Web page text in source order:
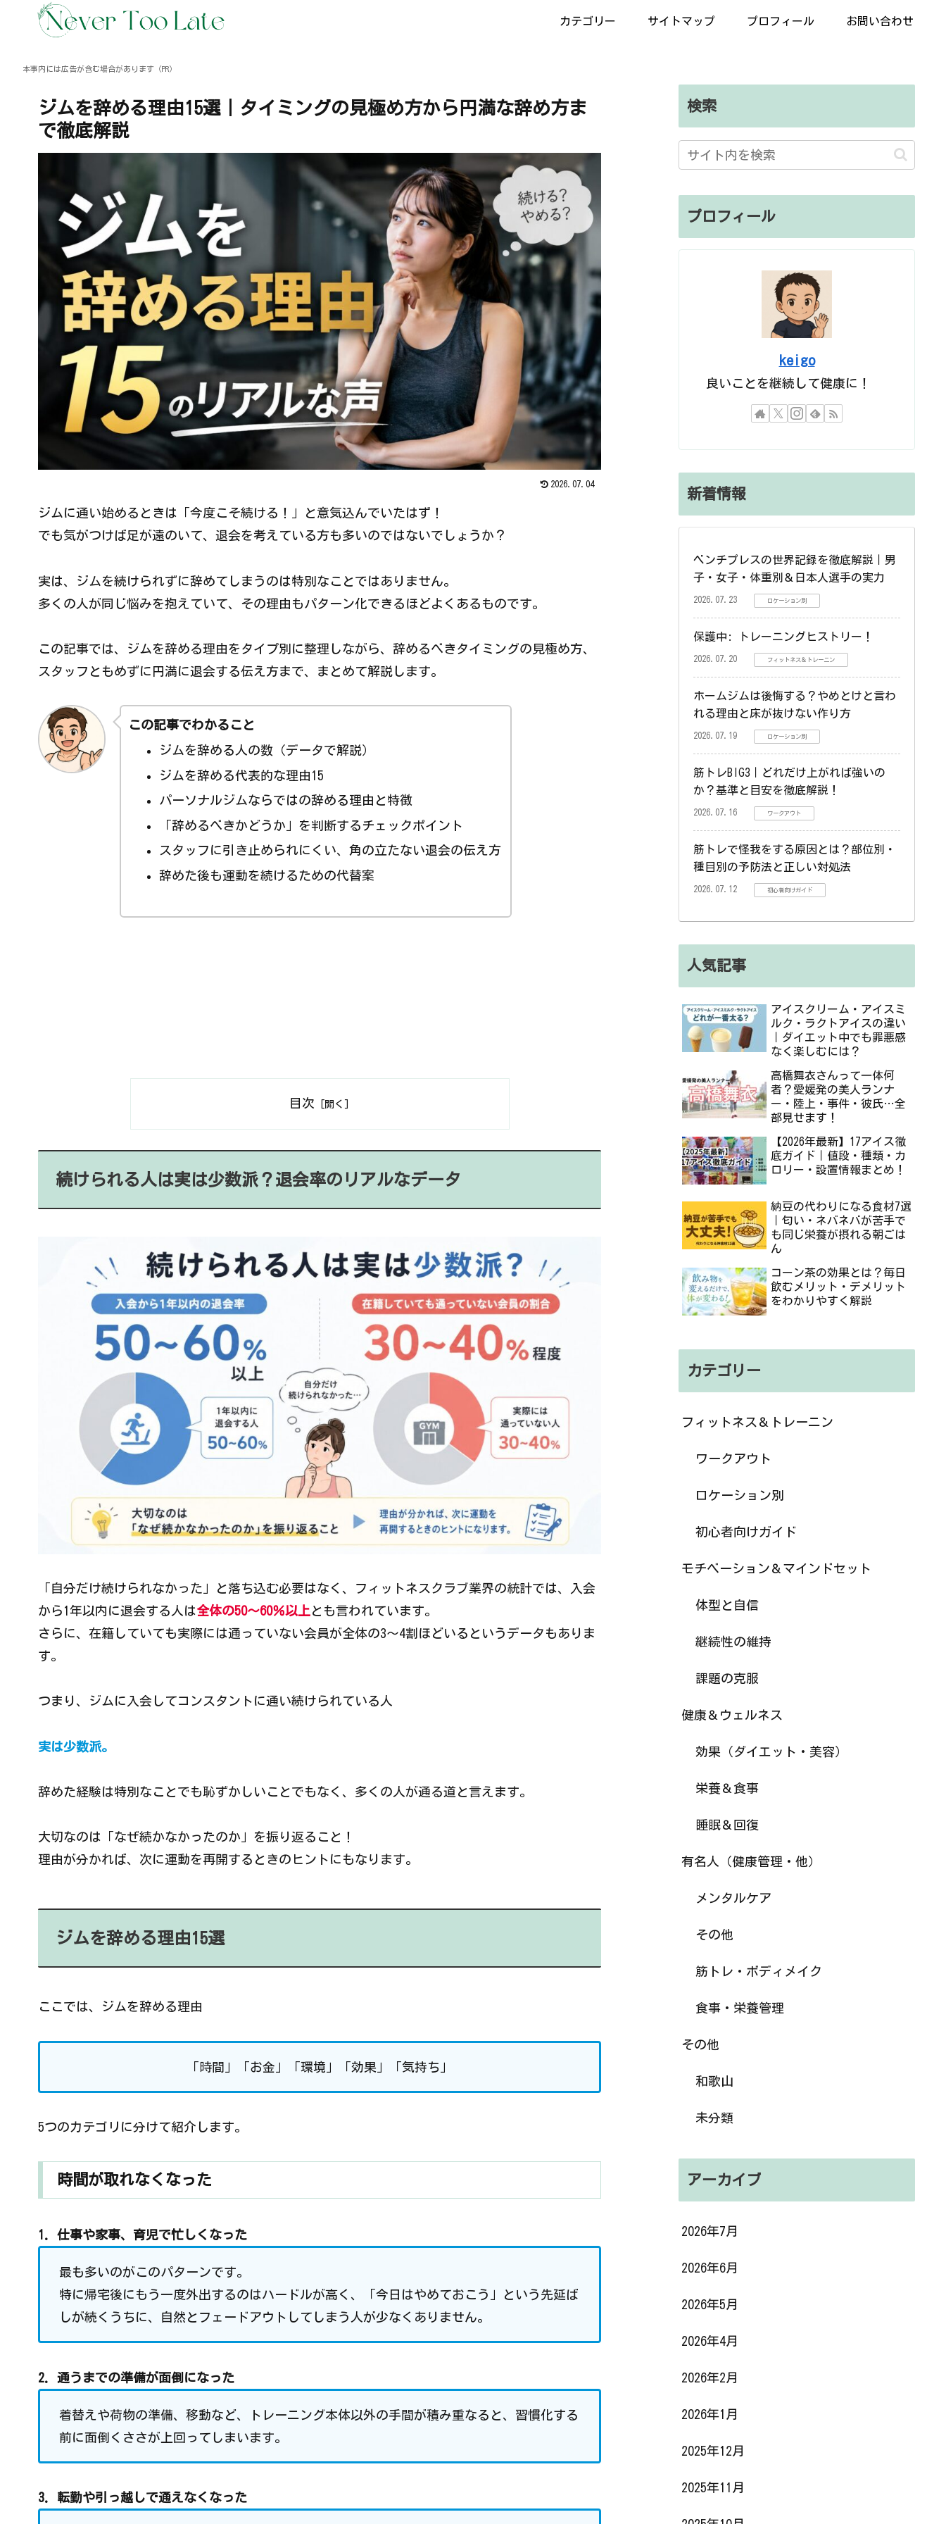
カテゴリー サイトマップ プロフィール お問い合わせ
本事内には広告が含む場合があります（PR）
ジムを辞める理由15選｜タイミングの見極め方から円満な辞め方ま
で徹底解説
2026.07.04
ジムに通い始めるときは「今度こそ続ける！」と意気込んでいたはず！
でも気がつけば足が遠のいて、退会を考えている方も多いのではないでしょうか？
実は、ジムを続けられずに辞めてしまうのは特別なことではありません。
多くの人が同じ悩みを抱えていて、その理由もパターン化できるほどよくあるものです。
この記事では、ジムを辞める理由をタイプ別に整理しながら、辞めるべきタイミングの見極め方、
スタッフともめずに円満に退会する伝え方まで、まとめて解説します。
この記事でわかること
ジムを辞める人の数（データで解説）
ジムを辞める代表的な理由15
パーソナルジムならではの辞める理由と特徴
「辞めるべきかどうか」を判断するチェックポイント
スタッフに引き止められにくい、角の立たない退会の伝え方
辞めた後も運動を続けるための代替案
目次
続けられる人は実は少数派？退会率のリアルなデータ
「自分だけ続けられなかった」と落ち込む必要はなく、フィットネスクラブ業界の統計では、入会
から1年以内に退会する人は全体の50〜60％以上 とも言われています。
さらに、在籍していても実際には通っていない会員が全体の3〜4割ほどいるというデータもありま
す。
つまり、ジムに入会してコンスタントに通い続けられている人
実は少数派。
辞めた経験は特別なことでも恥ずかしいことでもなく、多くの人が通る道と言えます。
大切なのは「なぜ続かなかったのか」を振り返ること！
理由が分かれば、次に運動を再開するときのヒントにもなります。
ジムを辞める理由15選
ここでは、ジムを辞める理由
「時間」「お金」「環境」「効果」「気持ち」
5つのカテゴリに分けて紹介します。
時間が取れなくなった
1. 仕事や家事、育児で忙しくなった
最も多いのがこのパターンです。
特に帰宅後にもう一度外出するのはハードルが高く、「今日はやめておこう」という先延ば
しが続くうちに、自然とフェードアウトしてしまう人が少なくありません。
2. 通うまでの準備が面倒になった
着替えや荷物の準備、移動など、トレーニング本体以外の手間が積み重なると、習慣化する
前に面倒くささが上回ってしまいます。
3. 転勤や引っ越しで通えなくなった
検索
プロフィール
keigo
良いことを継続して健康に！
新着情報
ベンチプレスの世界記録を徹底解説｜男
子・女子・体重別＆日本人選手の実力
2026.07.23 ロケーション別
保護中: トレーニングヒストリー！
2026.07.20 フィットネス＆トレーニン
ホームジムは後悔する？やめとけと言わ
れる理由と床が抜けない作り方
2026.07.19 ロケーション別
筋トレBIG3｜どれだけ上がれば強いの
か？基準と目安を徹底解説！
2026.07.16 ワークアウト
筋トレで怪我をする原因とは？部位別・
種目別の予防法と正しい対処法
2026.07.12 初心者向けガイド
人気記事
アイスクリーム・アイスミ
ルク・ラクトアイスの違い
｜ダイエット中でも罪悪感
なく楽しむには？
高橋舞衣さんって一体何
者？愛媛発の美人ランナ
ー・陸上・事件・彼氏…全
部見せます！
【2026年最新】17アイス徹
底ガイド｜値段・種類・カ
ロリー・設置情報まとめ！
納豆の代わりになる食材7選
｜匂い・ネバネバが苦手で
も同じ栄養が摂れる朝ごは
ん
コーン茶の効果とは？毎日
飲むメリット・デメリット
をわかりやすく解説
カテゴリー
フィットネス＆トレーニン
ワークアウト
ロケーション別
初心者向けガイド
モチベーション＆マインドセット
体型と自信
継続性の維持
課題の克服
健康＆ウェルネス
効果（ダイエット・美容）
栄養＆食事
睡眠＆回復
有名人（健康管理・他）
メンタルケア
その他
筋トレ・ボディメイク
食事・栄養管理
その他
和歌山
未分類
アーカイブ
2026年7月
2026年6月
2026年5月
2026年4月
2026年2月
2026年1月
2025年12月
2025年11月